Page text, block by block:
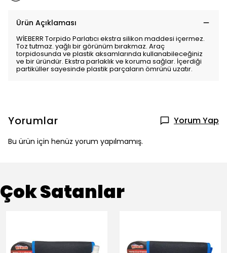
Ürün Açıklaması
WİEBERR Torpido Parlatıcı ekstra silikon maddesi içermez.
Toz tutmaz. yağlı bir görünüm bırakmaz. Araç
torpidosunda ve plastik aksamlarında kullanabileceğiniz
ve bir üründür. Ekstra parlaklık ve koruma sağlar. İçerdiği
partiküller sayesinde plastik parçaların ömrünü uzatır.
Yorumlar Yorum Yap
Bu ürün için henüz yorum yapılmamış.
Çok Satanlar